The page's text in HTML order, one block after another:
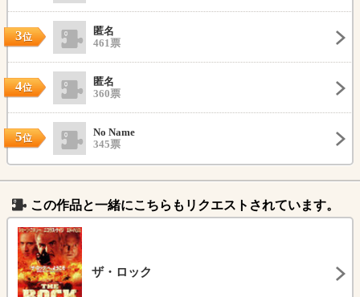
3位
匿名
461票
4位
匿名
360票
5位
No Name
345票
この作品と一緒にこちらもリクエストされています。
ザ・ロック